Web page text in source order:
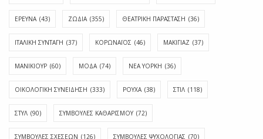
ΕΡΕΥΝΑ (43) ΖΩΔΙΑ (355) ΘΕΑΤΡΙΚΗ ΠΑΡΑΣΤΑΣΗ (36)
ΙΤΑΛΙΚΗ ΣΥΝΤΑΓΗ (37) ΚΟΡΩΝΑΪΟΣ (46) ΜΑΚΙΓΙΑΖ (37)
ΜΑΝΙΚΙΟΥΡ (60) ΜΟΔΑ (74) ΝΕΑ ΥΟΡΚΗ (36)
ΟΙΚΟΛΟΓΙΚΗ ΣΥΝΕΙΔΗΣΗ (333) ΡΟΥΧΑ (38) ΣΤΙΛ (118)
ΣΤΥΛ (90) ΣΥΜΒΟΥΛΕΣ ΚΑΘΑΡΙΣΜΟΥ (72)
ΣΥΜΒΟΥΛΕΣ ΣΧΕΣΕΩΝ (126) ΣΥΜΒΟΥΛΕΣ ΨΥΧΟΛΟΓΙΑΣ (70)